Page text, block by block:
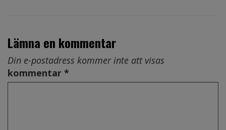
Lämna en kommentar
Din e-postadress kommer inte att visas
kommentar *